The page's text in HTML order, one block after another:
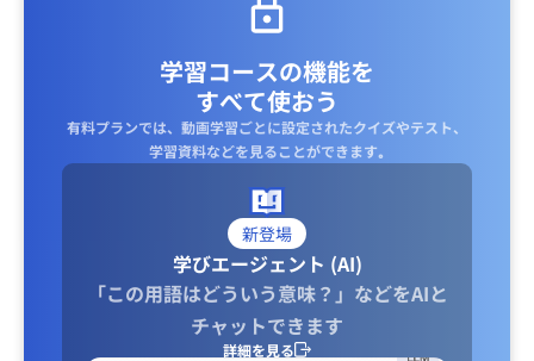
学習コースの機能を
すべて使おう
有料プランでは、動画学習ごとに設定されたクイズやテスト、
学習資料などを見ることができます｡
新登場
学びエージェント (AI)
「この用語はどういう意味？」などをAIと
チャットできます
詳細を見る